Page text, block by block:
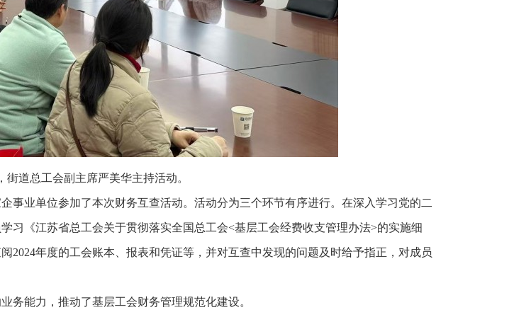
道总工会副主席严美华主持活动。
事业单位参加了本次财务互查活动。活动分为三个环节有序进行。在深入学习党的二
习《江苏省总工会关于贯彻落实全国总工会<基层工会经费收支管理办法>的实施细
2024年度的工会账本、报表和凭证等，并对互查中发现的问题及时给予指正，对成员
务能力，推动了基层工会财务管理规范化建设。